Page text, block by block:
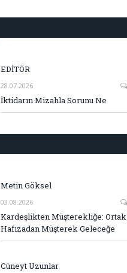
EDİTÖR
28.07.2026
İktidarın Mizahla Sorunu Ne
Metin Göksel
03.08.2026
Kardeşlikten Müşterekliğe: Ortak
Hafızadan Müşterek Geleceğe
Cüneyt Uzunlar